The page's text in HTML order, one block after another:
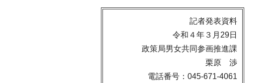
記者発表資料
令和４年３月29日
政策局男女共同参画推進課
栗原 渉
電話番号：045-671-4061